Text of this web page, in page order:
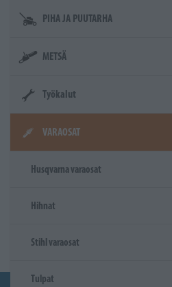
PIHA JA PUUTARHA
METSÄ
Työkalut
VARAOSAT
Husqvarna varaosat
Hihnat
Stihl varaosat
Tulpat